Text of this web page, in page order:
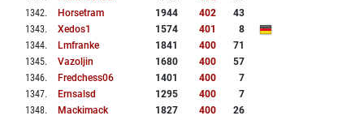
1342. Horsetram 1944 402
43
1343. Xedos1 1574 401
8
1344. Lmfranke 1841 400
71
1345. Vazoljin 1680 400
57
1346. Fredchess06 1401 400
7
1347. Ernsalsd 1295 400
7
1348. Mackimack 1827 400
26